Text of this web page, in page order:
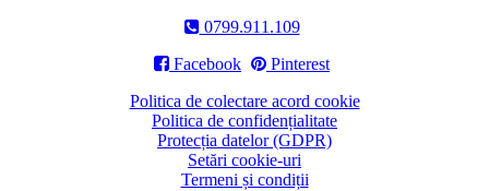
0799.911.109
 Facebook
Pinterest
Politica de colectare acord cookie
Politica de confidențialitate
Protecția datelor (GDPR)
Setări cookie-uri
Termeni și condiții